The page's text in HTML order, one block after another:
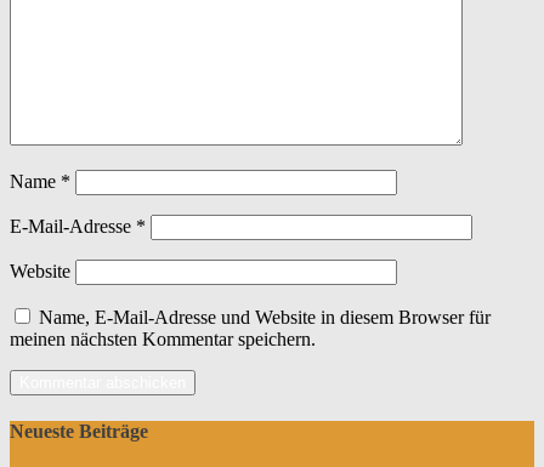
Name *
E-Mail-Adresse *
Website
Name, E-Mail-Adresse und Website in diesem Browser für
meinen nächsten Kommentar speichern.
Neueste Beiträge